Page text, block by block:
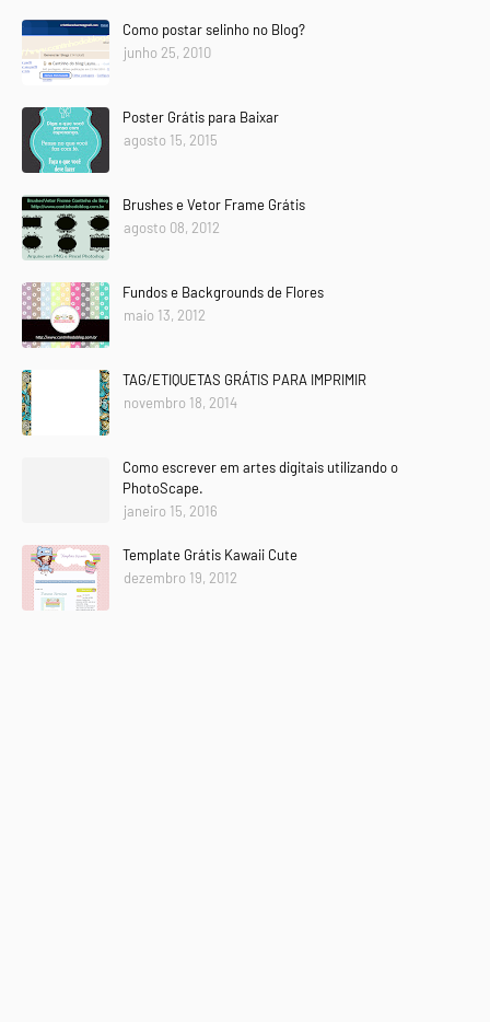
Como postar selinho no Blog?
junho 25, 2010
Poster Grátis para Baixar
agosto 15, 2015
Brushes e Vetor Frame Grátis
agosto 08, 2012
Fundos e Backgrounds de Flores
maio 13, 2012
TAG/ETIQUETAS GRÁTIS PARA IMPRIMIR
novembro 18, 2014
Como escrever em artes digitais utilizando o
PhotoScape.
janeiro 15, 2016
Template Grátis Kawaii Cute
dezembro 19, 2012